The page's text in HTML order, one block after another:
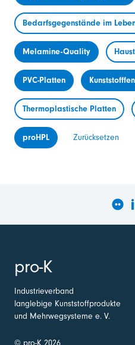
Bedarfsgegenstände im
Melamine-Quality
PVC-Platten
Thermoplastische Platten
proHPL Zurücksetzen
pro-K
Industrieverband
langlebige Kunststoffprodukte
und Mehrwegsysteme e. V.
© pro-K 2026